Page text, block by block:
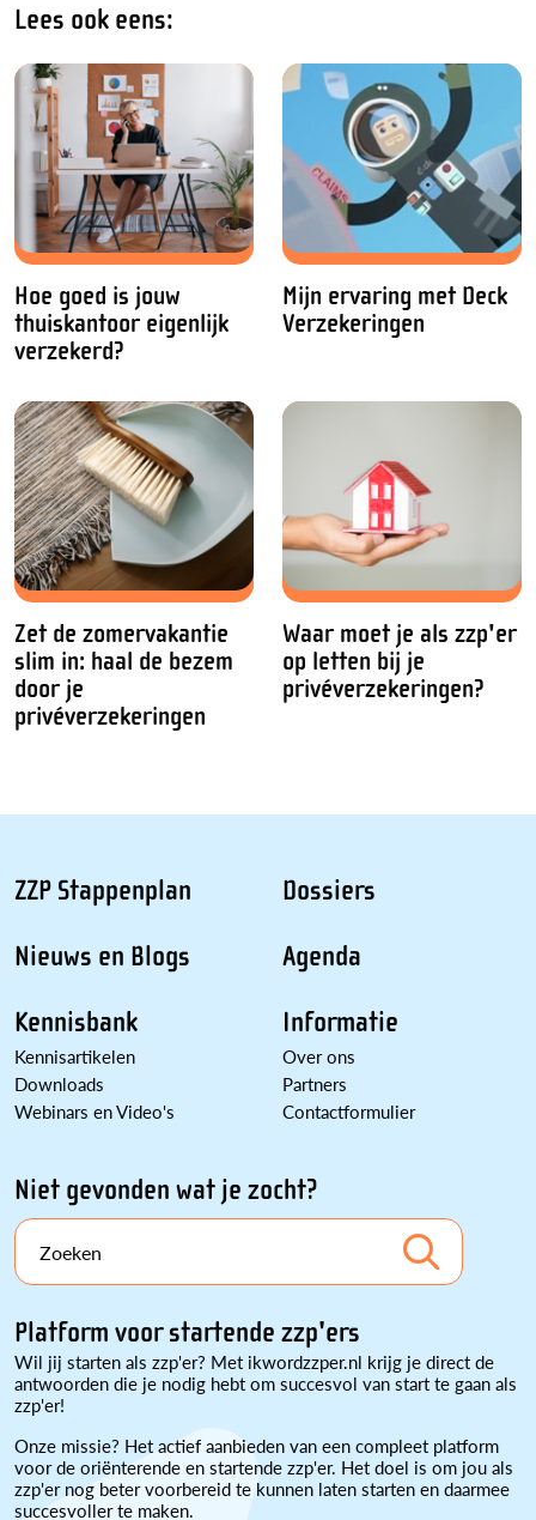
Lees ook eens:
Hoe goed is jouw
thuiskantoor eigenlijk
verzekerd?
Mijn ervaring met Deck
Verzekeringen
Zet de zomervakantie
slim in: haal de bezem
door je
privéverzekeringen
Waar moet je als zzp'er
op letten bij je
privéverzekeringen?
ZZP Stappenplan
Nieuws en Blogs
Kennisbank
Kennisartikelen
Downloads
Webinars en Video's
Dossiers
Agenda
Informatie
Over ons
Partners
Contactformulier
Niet gevonden wat je zocht?
Zoeken
Platform voor startende zzp'ers
Wil jij starten als zzp'er? Met ikwordzzper.nl krijg je direct de
antwoorden die je nodig hebt om succesvol van start te gaan als
zzp'er!
Onze missie? Het actief aanbieden van een compleet platform
voor de oriënterende en startende zzp'er. Het doel is om jou als
zzp'er nog beter voorbereid te kunnen laten starten en daarmee
succesvoller te maken.